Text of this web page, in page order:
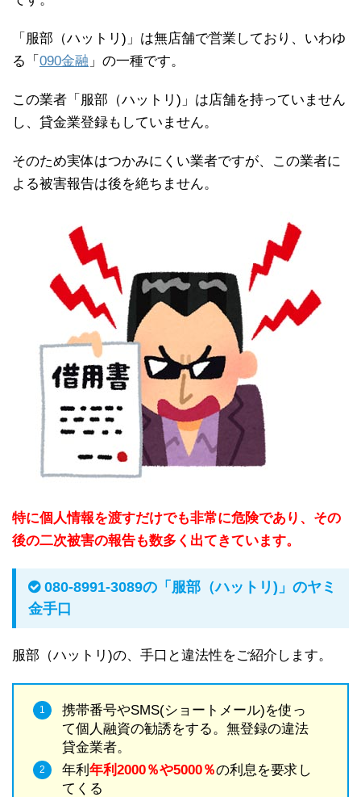
「服部（ハットリ)」は無店舗で営業しており、いわゆ
る「 090金融 」の一種です。
この業者「服部（ハットリ)」は店舗を持っていません
し、貸金業登録もしていません。
そのため実体はつかみにくい業者ですが、この業者に
よる被害報告は後を絶ちません。
特に個人情報を渡すだけでも非常に危険であり、その
後の二次被害の報告も数多く出てきています。
080-8991-3089の「服部（ハットリ)」のヤミ
金手口
服部（ハットリ)の、手口と違法性をご紹介します。
携帯番号やSMS(ショートメール)を使っ
て個人融資の勧誘をする。無登録の違法
貸金業者。
年利 年利2000％や5000％の利息を要求し
てくる